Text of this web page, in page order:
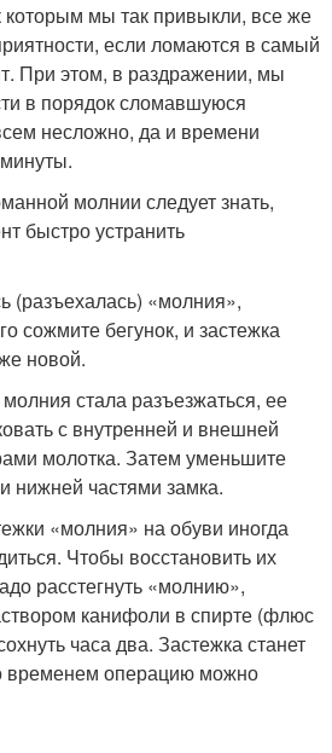
мы так привыкли, все же
если ломаются в самый
При этом, в раздражении, мы
в порядок сломавшуюся
несложно, да и времени
молнии следует знать,
быстро устранить
(разъехалась) «молния»,
сожмите бегунок, и застежка
новой.
стала разъезжаться, ее
с внутренней и внешней
молотка. Затем уменьшите
нижней частями замка.
«молния» на обуви иногда
Чтобы восстановить их
расстегнуть «молнию»,
канифоли в спирте (флюс
часа два. Застежка станет
временем операцию можно